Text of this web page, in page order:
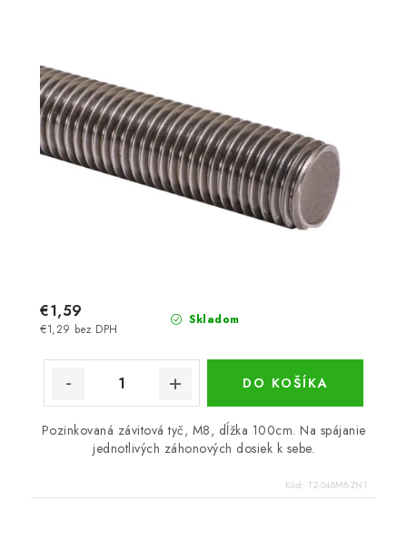
Skladom
€1,29 bez DPH
€1,59
DO KOŠÍKA
Pozinkovaná závitová tyč, M8, dĺžka 100cm. Na spájanie
jednotlivých záhonových dosiek k sebe.
Kód: TZ-048M8-ZN1